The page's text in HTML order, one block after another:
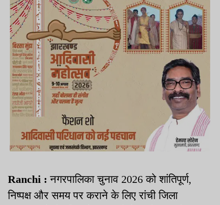
Ranchi :नगरपालिका चुनाव 2026 को शांतिपूर्ण,
निष्पक्ष और समय पर कराने के लिए रांची जिला